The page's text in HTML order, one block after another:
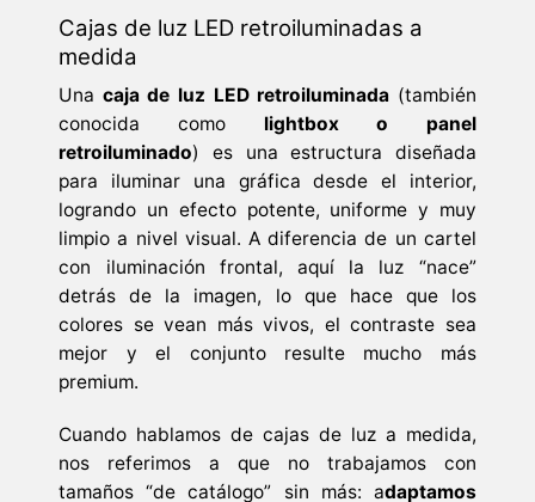
Cajas de luz LED retroiluminadas a
medida
Una caja de luz LED retroiluminada (también
conocida como lightbox o panel
retroiluminado) es una estructura diseñada
para iluminar una gráfica desde el interior,
logrando un efecto potente, uniforme y muy
limpio a nivel visual. A diferencia de un cartel
con iluminación frontal, aquí la luz “nace”
detrás de la imagen, lo que hace que los
colores se vean más vivos, el contraste sea
mejor y el conjunto resulte mucho más
premium.
Cuando hablamos de cajas de luz a medida,
nos referimos a que no trabajamos con
tamaños “de catálogo” sin más: adaptamos